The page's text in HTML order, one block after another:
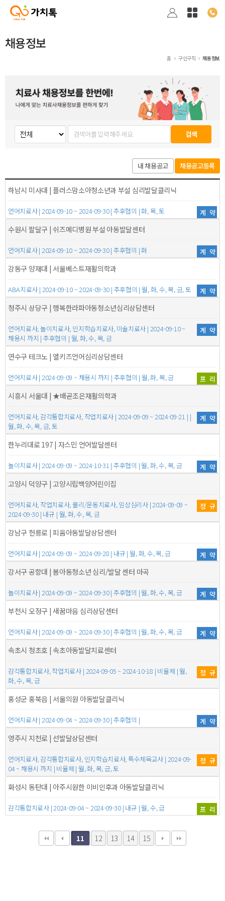
채용정보
홈 구인구직 채용정보
검색
내 채용공고 채용공고등록
하남시 미사대 | 플러스맘소아청소년과 부설 심리발달클리닉
언어치료사 | 2024-09-10 ~ 2024-09-30 | 추후협의 | 화, 목, 토 계약
수원시 팔달구 | 쉬즈메디병원 부설 아동발달센터
언어치료사 | 2024-09-10 ~ 2024-09-30 | 추후협의 | 화 계약
강동구 양재대 | 서울베스트재활의학과
ABA치료사 | 2024-09-10 ~ 2024-09-30 | 추후협의 | 월, 화, 수, 목, 금, 토 계약
청주시 상당구 | 행복한라파아동청소년심리상담센터
언어치료사, 놀이치료사, 인지학습치료사, 미술치료사 | 2024-09-10 ~
채용시 까지 | 추후협의 | 월, 화, 수, 목, 금
계약
연수구 테크노 | 엘키즈언어심리상담센터
언어치료사 | 2024-09-09 ~ 채용시 까지 | 추후협의 | 월, 화, 목, 금 프리
시흥시 서울대 | ★배곧조은재활의학과
언어치료사, 감각통합치료사, 작업치료사 | 2024-09-09 ~ 2024-09-21 | |
월, 화, 수, 목, 금, 토
계약
한누리대로 197 | 자스민 언어발달센터
놀이치료사 | 2024-09-09 ~ 2024-10-31 | 추후협의 | 월, 화, 수, 목, 금 계약
고양시 덕양구 | 고양시립백양어린이집
언어치료사, 작업치료사, 물리/운동치료사, 임상심리사 | 2024-09-09 ~
2024-09-30 | 내규 | 월, 화, 수, 목, 금
정규
강남구 헌릉로 | 피움아동발달상담센터
언어치료사 | 2024-09-09 ~ 2024-09-28 | 내규 | 월, 화, 수, 목, 금 계약
강서구 공항대 | 봄아동청소년 심리/발달 센터 마곡
놀이치료사 | 2024-09-09 ~ 2024-09-30 | 추후협의 | 월, 화, 수, 목, 금 계약
부천시 오정구 | 새꿈마음 심리상담센터
언어치료사 | 2024-09-09 ~ 2024-09-30 | 추후협의 | 월, 화, 수, 목, 금 계약
속초시 청초호 | 속초아동발달치료센터
감각통합치료사, 작업치료사 | 2024-09-05 ~ 2024-10-18 | 비율제 | 월,
화, 수, 목, 금
정규
홍성군 홍북읍 | 서울의원 아동발달클리닉
언어치료사 | 2024-09-04 ~ 2024-09-30 | 추후협의 | 계약
영주시 지천로 | 선발달상담센터
언어치료사, 감각통합치료사, 인지학습치료사, 특수체육교사 | 2024-09-
04 ~ 채용시 까지 | 비율제 | 월, 화, 목, 금, 토
정규
화성시 동탄대 | 아주시원한 이비인후과 아동발달클리닉
감각통합치료사 | 2024-09-04 ~ 2024-09-30 | 내규 | 월, 수, 금 프리
11 12 13 14 15